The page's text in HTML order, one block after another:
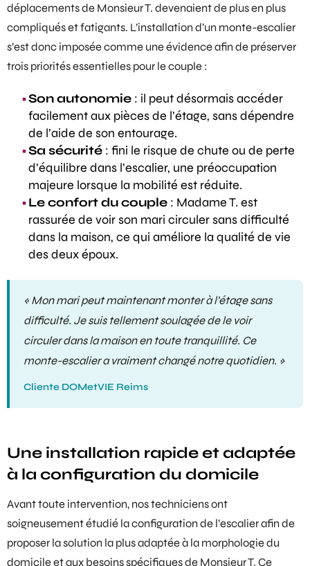
déplacements de Monsieur T. devenaient de plus en plus
compliqués et fatigants. L’installation d’un monte-escalier
s’est donc imposée comme une évidence afin de préserver
trois priorités essentielles pour le couple :
Son autonomie : il peut désormais accéder
facilement aux pièces de l’étage, sans dépendre
de l’aide de son entourage.
Sa sécurité : fini le risque de chute ou de perte
d’équilibre dans l’escalier, une préoccupation
majeure lorsque la mobilité est réduite.
Le confort du couple : Madame T. est
rassurée de voir son mari circuler sans difficulté
dans la maison, ce qui améliore la qualité de vie
des deux époux.
« Mon mari peut maintenant monter à l’étage sans
difficulté. Je suis tellement soulagée de le voir
circuler dans la maison en toute tranquillité. Ce
monte-escalier a vraiment changé notre quotidien. »
Cliente DOMetVIE Reims
Une installation rapide et adaptée
à la configuration du domicile
Avant toute intervention, nos techniciens ont
soigneusement étudié la configuration de l’escalier afin de
proposer la solution la plus adaptée à la morphologie du
domicile et aux besoins spécifiques de Monsieur T. Ce